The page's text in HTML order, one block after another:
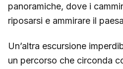
panoramiche, dove i
riposarsi e ammirare il
Un’altra escursione
un percorso che circonda